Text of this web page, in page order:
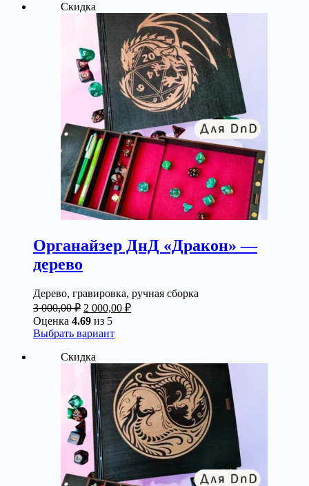
000,00 ₽.
несколько
вариаций.
Опции
можно
выбрать
на
странице
товара.
Скидка
Органайзер ДнД «Дракон» —
дерево
Дерево, гравировка, ручная сборка
3 000,00₽ Первоначальная
цена
составляла
3
000,00 ₽.
2 000,00 ₽Текущая
Оценка 4.69 из 5
Выбрать вариантЭтот
несколько
вариаций.
Опции
можно
выбрать
на
странице
товара.
Скидка